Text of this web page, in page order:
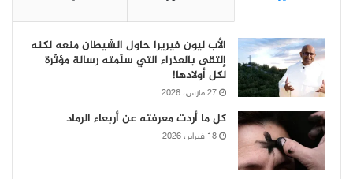
الأب ليون فيريرا حاول الشيطان منعه لكنه
إلتقى بالعذراء التي سلّمته رسالة مؤثّرة
لكل أولادها!
27 مارس، 2026
كل ما أردت معرفته عن أربعاء الرماد
18 فبراير، 2026